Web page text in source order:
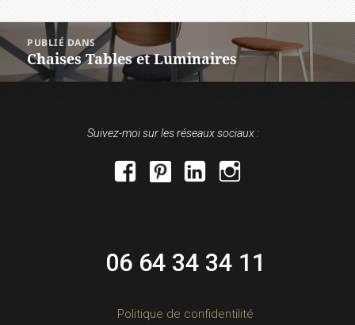
NAVIGATION
DE
L’ARTICLE
PUBLIÉ DANS
Chaises Tables et Luminaires
Suivez-moi sur les réseaux sociaux :
facebookpinterestlinkedininstagram
06 64 34 34 11
Politique de confidentilité